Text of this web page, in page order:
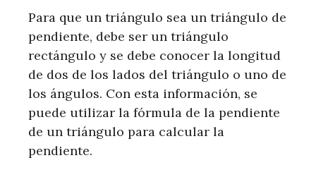
Para que un triángulo sea un triángulo de
pendiente, debe ser un triángulo
rectángulo y se debe conocer la longitud
de dos de los lados del triángulo o uno de
los ángulos. Con esta información, se
puede utilizar la fórmula de la pendiente
de un triángulo para calcular la
pendiente.